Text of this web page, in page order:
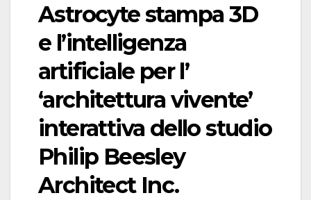
Astrocyte stampa 3D
e l’intelligenza
artificiale per l’
‘architettura vivente’
interattiva dello studio
Philip Beesley
Architect Inc.